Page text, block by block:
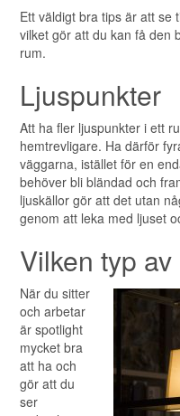
Ett väldigt bra tips är att se
vilket gör att du kan få den
rum.
Ljuspunkter
Att ha fler ljuspunkter i ett
hemtrevligare. Ha därför
väggarna, istället för en
behöver bli bländad och
ljuskällor gör att det utan
genom att leka med ljuset
Vilken typ
När du sitter
och arbetar
är spotlight
mycket bra
att ha och
gör att du
ser